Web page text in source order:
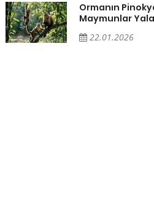
Ormanın
Maymunlar
22.01.2026